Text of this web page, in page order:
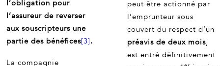
l’obligation pour
l’assureur de reverser
aux souscripteurs une
partie des bénéfices[3].
La compagnie
peut être actionné par
l’emprunteur sous
couvert du respect d’un
préavis de deux mois,
est entré définitivement